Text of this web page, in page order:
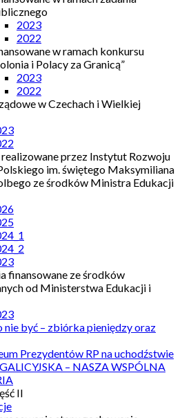
2023
2022
w ramach konkursu
i Polacy za Granicą”
2023
2022
w Czechach i Wielkiej
realizowane przez Instytut Rozwoju
im. świętego Maksymiliana
ze środków Ministra Edukacji
finansowane ze środków
od Ministerstwa Edukacji i
nie być – zbiórka pieniędzy oraz
Prezydentów RP na uchodźstwie
– NASZA WSPÓLNA
II